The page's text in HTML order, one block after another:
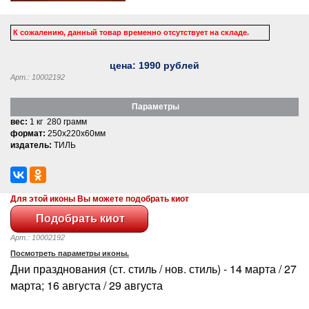
К сожалению, данный товар временно отсутствует на складе.
цена: 1990 рублей
Арт.: 10002192
Параметры
вес: 1 кг 280 грамм
формат: 250x220x60мм
издатель: ТИЛЬ
Для этой иконы Вы можете подобрать киот
Арт.: 10002192
Посмотреть параметры иконы.
Дни празднования (ст. стиль / нов. стиль) - 14 марта / 27
марта; 16 августа / 29 августа